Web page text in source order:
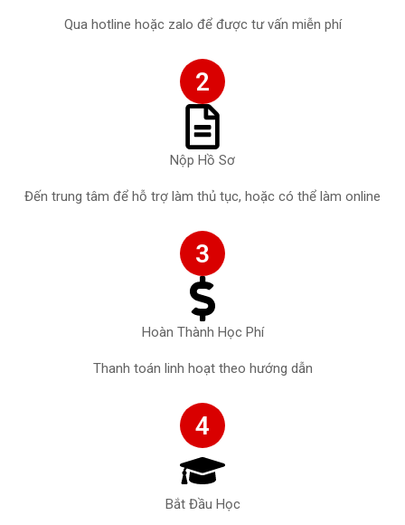
Qua hotline hoặc zalo để được tư vấn miễn phí
2
Nộp Hồ Sơ
Đến trung tâm để hỗ trợ làm thủ tục, hoặc có thể làm online
3
Hoàn Thành Học Phí
Thanh toán linh hoạt theo hướng dẫn
4
Bắt Đầu Học